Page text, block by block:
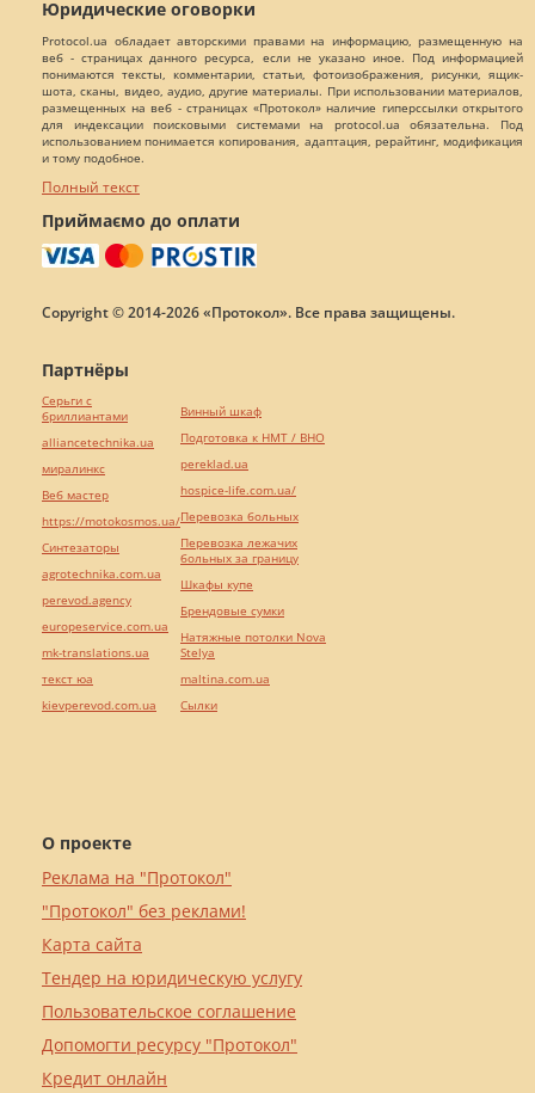
Юридические оговорки
Protocol.ua обладает авторскими правами на информацию, размещенную на
веб - страницах данного ресурса, если не указано иное. Под информацией
понимаются тексты, комментарии, статьи, фотоизображения, рисунки, ящик-
шота, сканы, видео, аудио, другие материалы. При использовании материалов,
размещенных на веб - страницах «Протокол» наличие гиперссылки открытого
для индексации поисковыми системами на protocol.ua обязательна. Под
использованием понимается копирования, адаптация, рерайтинг, модификация
и тому подобное.
Полный текст
Приймаємо до оплати
Copyright © 2014-2026 «Протокол». Все права защищены.
О проекте
Реклама на "Протокол"
"Протокол" без реклами!
Карта сайта
Тендер на юридическую услугу
Пользовательское соглашение
Допомогти ресурсу "Протокол"
Кредит онлайн
Партнёры
Серьги с
бриллиантами
alliancetechnika.ua
миралинкс
Веб мастер
https://motokosmos.ua/
Синтезаторы
agrotechnika.com.ua
perevod.agency
europeservice.com.ua
mk-translations.ua
текст юа
kievperevod.com.ua
Винный шкаф
Подготовка к НМТ / ВНО
pereklad.ua
hospice-life.com.ua/
Перевозка больных
Перевозка лежачих
больных за границу
Шкафы купе
Брендовые сумки
Натяжные потолки Nova
Stelya
maltina.com.ua
Cылки